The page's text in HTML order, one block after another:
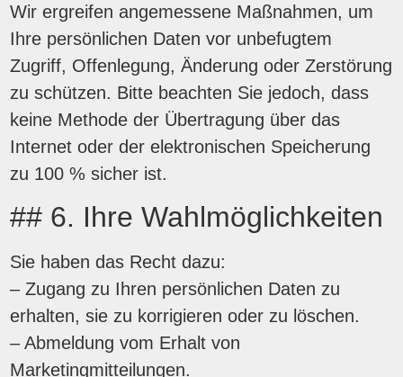
Wir ergreifen angemessene Maßnahmen, um
Ihre persönlichen Daten vor unbefugtem
Zugriff, Offenlegung, Änderung oder Zerstörung
zu schützen. Bitte beachten Sie jedoch, dass
keine Methode der Übertragung über das
Internet oder der elektronischen Speicherung
zu 100 % sicher ist.
## 6. Ihre Wahlmöglichkeiten
Sie haben das Recht dazu:
– Zugang zu Ihren persönlichen Daten zu
erhalten, sie zu korrigieren oder zu löschen.
– Abmeldung vom Erhalt von
Marketingmitteilungen.